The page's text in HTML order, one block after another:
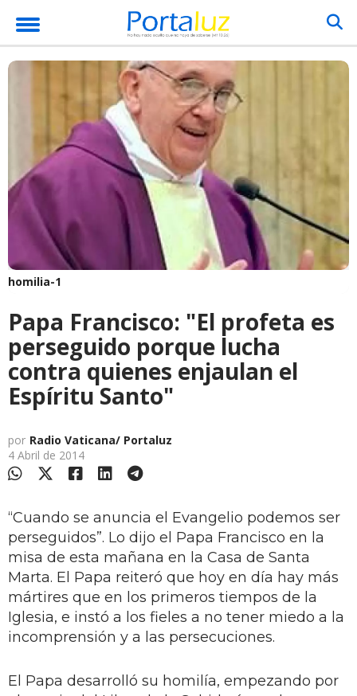
homilia-1
Papa Francisco: "El profeta es
perseguido porque lucha
contra quienes enjaulan el
Espíritu Santo"
por Radio Vaticana/ Portaluz
4 Abril de 2014
“Cuando se anuncia el Evangelio podemos ser
perseguidos”. Lo dijo el Papa Francisco en la
misa de esta mañana en la Casa de Santa
Marta. El Papa reiteró que hoy en día hay más
mártires que en los primeros tiempos de la
Iglesia, e instó a los fieles a no tener miedo a la
incomprensión y a las persecuciones.
El Papa desarrolló su homilía, empezando por